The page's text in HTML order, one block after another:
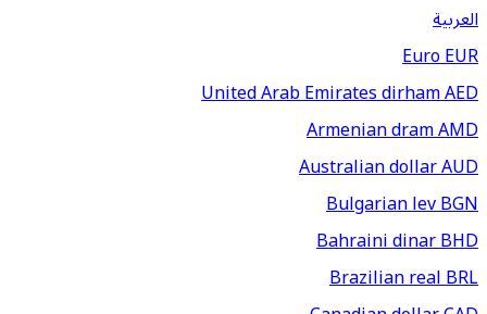
العربية
EuroEUR
United Arab Emirates dirhamAED
Armenian dramAMD
Australian dollarAUD
Bulgarian levBGN
Bahraini dinarBHD
Brazilian realBRL